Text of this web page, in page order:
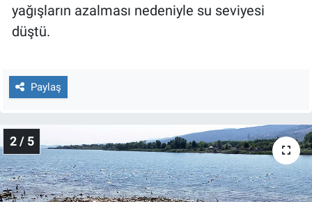
yağışların azalması nedeniyle su seviyesi
düştü.
Paylaş
2 / 5
Kültür Sanat
Nedir
Programlar
Sağlık